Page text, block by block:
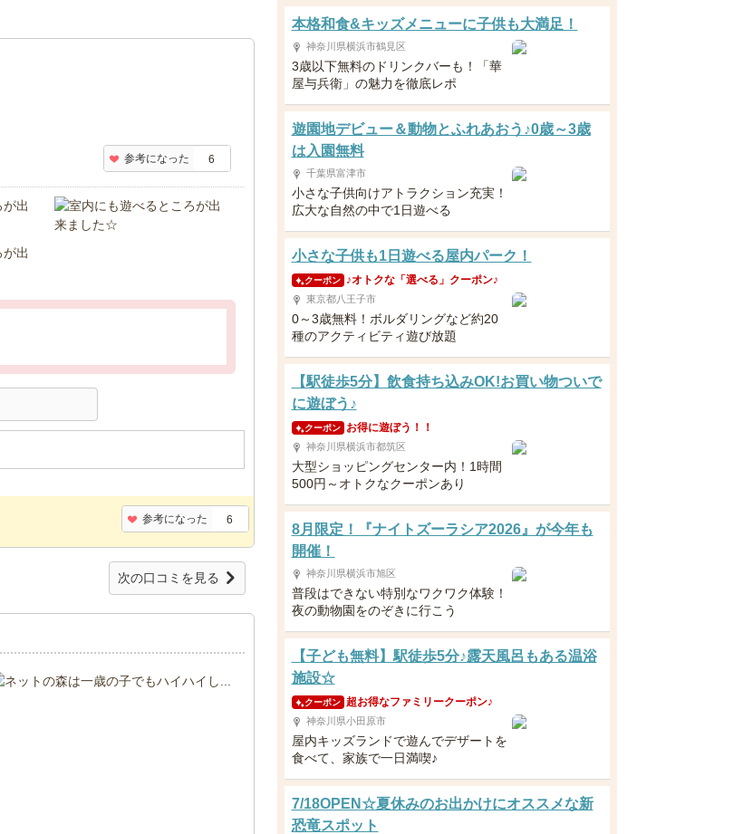
参考になった 6
参考になった 6
次の口コミを見る
本格和食&キッズメニューに子供も大満足！
神奈川県横浜市鶴見区
3歳以下無料のドリンクバーも！「華
屋与兵衛」の魅力を徹底レポ
遊園地デビュー＆動物とふれあおう♪0歳～3歳
は入園無料
千葉県富津市
小さな子供向けアトラクション充実！
広大な自然の中で1日遊べる
小さな子供も1日遊べる屋内パーク！
クーポン ♪オトクな「選べる」クーポン♪
東京都八王子市
0～3歳無料！ボルダリングなど約20
種のアクティビティ遊び放題
【駅徒歩5分】飲食持ち込みOK!お買い物ついで
に遊ぼう♪
クーポン お得に遊ぼう！！
神奈川県横浜市都筑区
大型ショッピングセンター内！1時間
500円～オトクなクーポンあり
8月限定！『ナイトズーラシア2026』が今年も
開催！
神奈川県横浜市旭区
普段はできない特別なワクワク体験！
夜の動物園をのぞきに行こう
【子ども無料】駅徒歩5分♪露天風呂もある温浴
施設☆
クーポン 超お得なファミリークーポン♪
神奈川県小田原市
屋内キッズランドで遊んでデザートを
食べて、家族で一日満喫♪
7/18OPEN☆夏休みのお出かけにオススメな新
恐竜スポット